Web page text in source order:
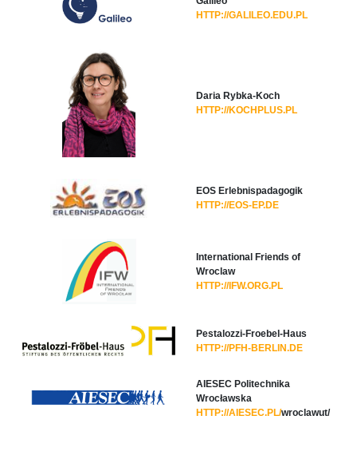
HTTP://GALILEO.EDU.PL
Daria Rybka-Koch
HTTP://KOCHPLUS.PL
EOS Erlebnispadagogik
HTTP://EOS-EP.DE
International Friends of
Wroclaw
HTTP://IFW.ORG.PL
Pestalozzi-Froebel-Haus
HTTP://PFH-BERLIN.DE
AIESEC Politechnika
Wrocławska
HTTP://AIESEC.PL/wroclawut/